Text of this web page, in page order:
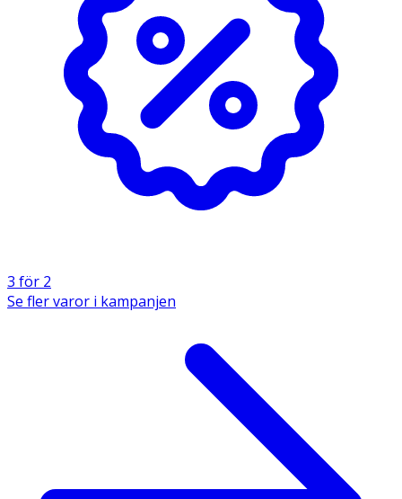
3 för 2
Se fler varor i kampanjen